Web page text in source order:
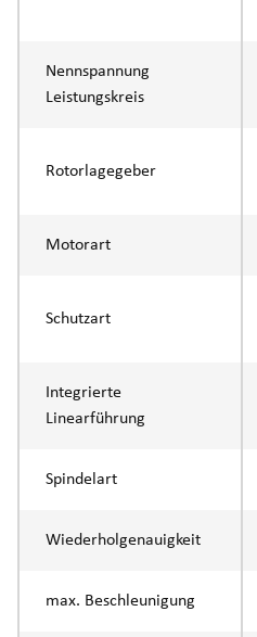
Nennspannung
Leistungskreis
Rotorlagegeber
Motorart
Schutzart
Integrierte
Linearführung
Spindelart
Wiederholgenauigkeit
max. Beschleunigung